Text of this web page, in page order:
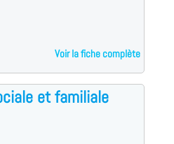
Voir la fiche complète
et familiale